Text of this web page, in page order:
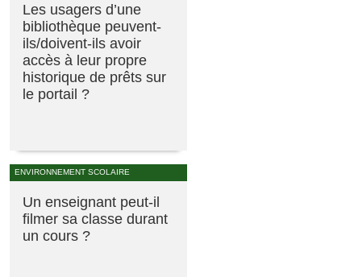
Les usagers d’une
bibliothèque peuvent-
ils/doivent-ils avoir
accès à leur propre
historique de prêts sur
le portail ?
ENVIRONNEMENT SCOLAIRE
Un enseignant peut-il
filmer sa classe durant
un cours ?